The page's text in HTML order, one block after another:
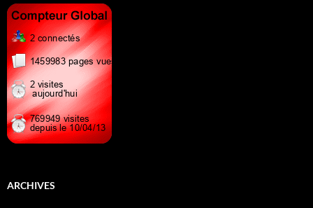
ARCHIVES